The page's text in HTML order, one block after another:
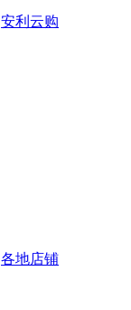
安利云购
各地店铺